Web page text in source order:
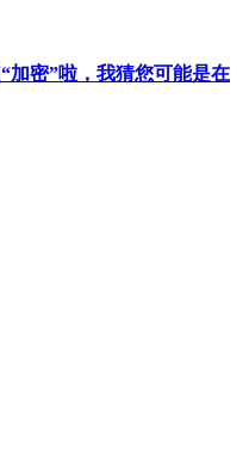
加密”啦，我猜您可能是在